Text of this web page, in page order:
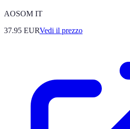
AOSOM IT
37.95 EURVedi il prezzo